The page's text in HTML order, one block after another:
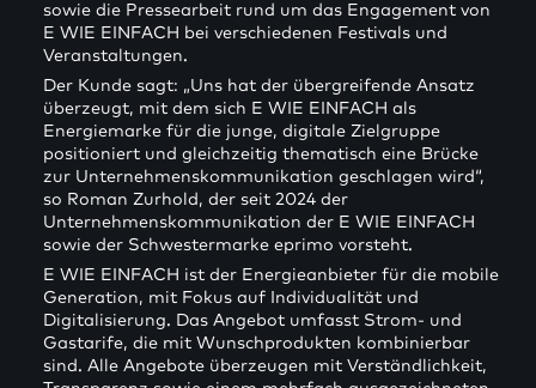
sowie die Pressearbeit rund um das Engagement von
E WIE EINFACH bei verschiedenen Festivals und
Veranstaltungen.
Der Kunde sagt: „Uns hat der übergreifende Ansatz
überzeugt, mit dem sich E WIE EINFACH als
Energiemarke für die junge, digitale Zielgruppe
positioniert und gleichzeitig thematisch eine Brücke
zur Unternehmenskommunikation geschlagen wird“,
so Roman Zurhold, der seit 2024 der
Unternehmenskommunikation der E WIE EINFACH
sowie der Schwestermarke eprimo vorsteht.
E WIE EINFACH ist der Energieanbieter für die mobile
Generation, mit Fokus auf Individualität und
Digitalisierung. Das Angebot umfasst Strom- und
Gastarife, die mit Wunschprodukten kombinierbar
sind. Alle Angebote überzeugen mit Verständlichkeit,